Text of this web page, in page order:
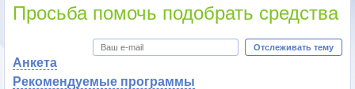
Просьба помочь подобрать средства
Отслеживать тему
Анкета
Рекомендуемые программы